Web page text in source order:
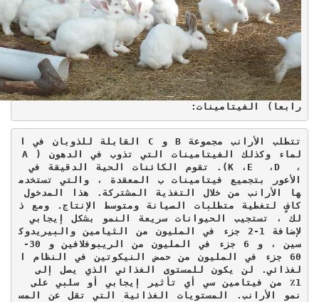
رابعا) الفيتامينات:
تتطلب الأرانب مجموعة B و C القابلة للذوبان في ا
لماء وكذلك الفيتامينات التي تذوب في الدهون (
A
،
D ، E ، K
). تقوم الكائنات الحية الدقيقة في
الأعور بتجميع فيتامينات ب المعقدة ، والتي تستخدم
كافٍ لتغطية متطلبات الصيانة ومتوسط ​​الإنتاج. ومع ذ
لك ، تستجيب الحيوانات سريعة النمو بشكل إيجابي
لإضافة 1-2 جزء في المليون من الثيامين والبيريدوك
سين ، و 6 جزء في المليون من الريبوفلافين و 30-
60 جزء في المليون من حمض النيكوتين في النظام ا
لغذائي. لن يكون للمستوى الغذائي الذي يصل إلى
1٪ من فيتامين سي أي تأثير إيجابي أو سلبي على
نمو الأرانب. المستويات الغذائية التي تقل عن المس